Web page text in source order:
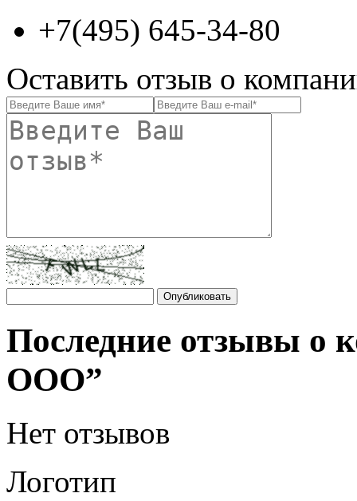
+7(495) 645-34-80
Оставить отзыв о
Последние отзывы
ООО”
Нет отзывов
Логотип